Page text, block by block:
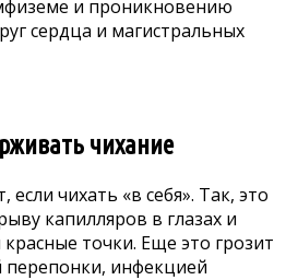
и проникновению
сердца и магистральных
чихание
если чихать «в себя». Так, это
капилляров в глазах и
красные точки. Еще это грозит
инфекцией